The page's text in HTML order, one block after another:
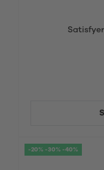
-20% -30% -40%